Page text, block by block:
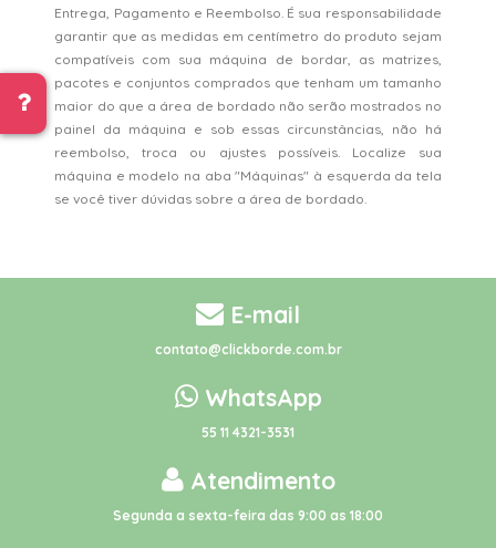
Entrega, Pagamento e Reembolso. É sua responsabilidade
garantir que as medidas em centímetro do produto sejam
compatíveis com sua máquina de bordar, as matrizes,
pacotes e conjuntos comprados que tenham um tamanho
maior do que a área de bordado não serão mostrados no
painel da máquina e sob essas circunstâncias, não há
reembolso, troca ou ajustes possíveis. Localize sua
máquina e modelo na aba "Máquinas" à esquerda da tela
se você tiver dúvidas sobre a área de bordado.
E-mail
contato@clickborde.com.br
WhatsApp
55 11 4321-3531
Atendimento
Segunda a sexta-feira das 9:00 as 18:00